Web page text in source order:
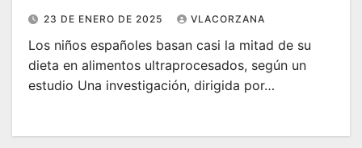
23 DE ENERO DE 2025 VLACORZANA
Los niños españoles basan casi la mitad de su
dieta en alimentos ultraprocesados, según un
estudio Una investigación, dirigida por…